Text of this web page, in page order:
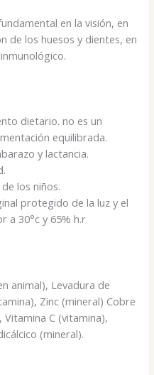
en la visión, en
de los huesos y dientes, en
dietario. no es un
equilibrada.
y lactancia.
los niños.
protegido de la luz y el
a 30°c y 65% h.r
animal), Levadura de
Zinc (mineral) Cobre
C (vitamina),
(mineral).